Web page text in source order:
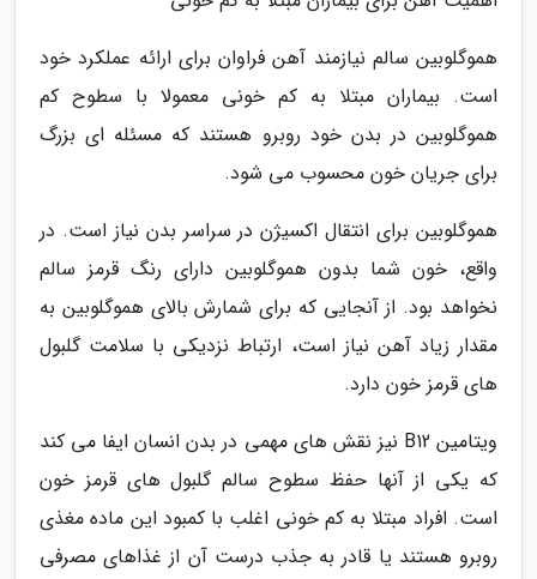
هموگلوبین سالم نیازمند آهن فراوان برای ارائه عملکرد خود
است. بیماران مبتلا به کم خونی معمولا با سطوح کم
هموگلوبین در بدن خود روبرو هستند که مسئله ای بزرگ
برای جریان خون محسوب می شود.
هموگلوبین برای انتقال اکسیژن در سراسر بدن نیاز است. در
واقع، خون شما بدون هموگلوبین دارای رنگ قرمز سالم
نخواهد بود. از آنجایی که برای شمارش بالای هموگلوبین به
مقدار زیاد آهن نیاز است، ارتباط نزدیکی با سلامت گلبول
های قرمز خون دارد.
ویتامین B12 نیز نقش های مهمی در بدن انسان ایفا می کند
که یکی از آنها حفظ سطوح سالم گلبول های قرمز خون
است. افراد مبتلا به کم خونی اغلب با کمبود این ماده مغذی
روبرو هستند یا قادر به جذب درست آن از غذاهای مصرفی